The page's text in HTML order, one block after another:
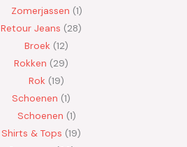
Zomerjassen 1
Retour Jeans
28
Broek 12
Rokken
29
Rok 19
Schoenen 1
Schoenen 1
Shirts & Tops 19